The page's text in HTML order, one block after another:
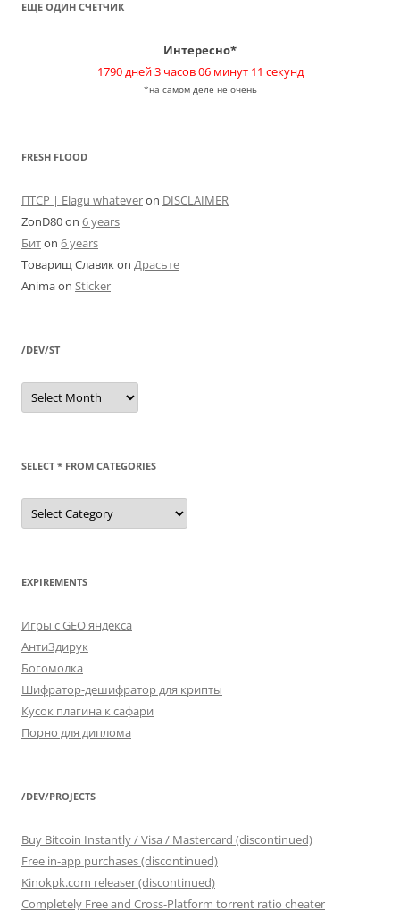
ЕЩЕ ОДИН СЧЕТЧИК
Интересно*
1790 дней 3 часов 06 минут 11 секунд
*на самом деле не очень
FRESH FLOOD
ПТСР | Elagu whateveron DISCLAIMER
ZonD80on 6 years
Битon 6 years
Товарищ Славикon Драсьте
Animaon Sticker
/DEV/ST
/dev/st
SELECT * FROM CATEGORIES
SELECT
FROM
EXPIREMENTS
Игры с GEO яндекса
АнтиЗдирук
Богомолка
Шифратор-дешифратор для крипты
Кусок плагина к сафари
Порно для диплома
/DEV/PROJECTS
Buy Bitcoin Instantly / Visa / Mastercard (discontinued)
Free in-app purchases (discontinued)
Kinokpk.com releaser (discontinued)
Completely Free and Cross-Platform torrent ratio cheater